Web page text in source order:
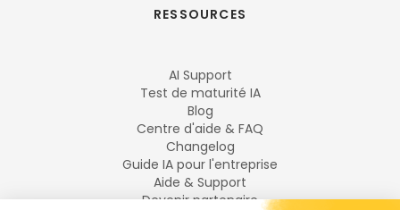
RESSOURCES
AI Support
Test de maturité IA
Blog
Centre d'aide & FAQ
Changelog
Guide IA pour l'entreprise
Aide & Support
Devenir partenaire